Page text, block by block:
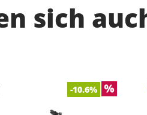
sich
-10.6%